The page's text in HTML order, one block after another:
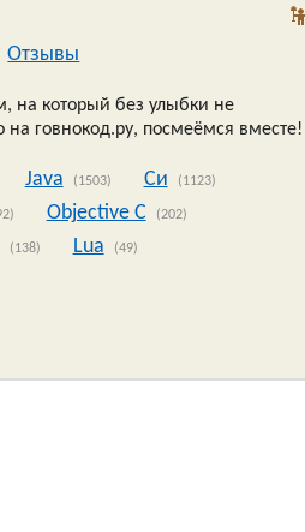
Oтзывы
на который без улыбки не
на говнокод.ру, посмеёмся вместе!
Java (1503) Си (1123)
Objective C (202)
(138) Lua (49)